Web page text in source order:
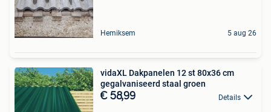
Hemiksem 5 aug 26
vidaXL Dakpanelen 12 st 80x36 cm
gegalvaniseerd staal groen
€ 58,99 Details